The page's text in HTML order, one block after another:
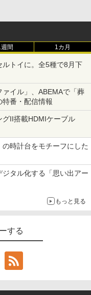
週間 1カ月
トイに。全5種で8月下
イル」、ABEMAで「葬
番・配信情報
II搭載HDMIケーブル
の時計台をモチーフにした
タル化する「思い出アー
もっと見る
する